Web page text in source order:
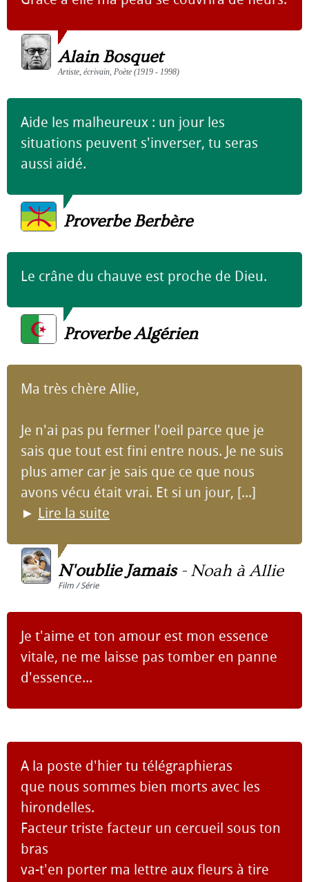
Alain Bosquet
Artiste, écrivain, Poète (1919 - 1998)
Aide les malheureux : un jour les
situations peuvent s'inverser, tu seras
aussi aidé.
Proverbe Berbère
Le crâne du chauve est proche de Dieu.
Proverbe Algérien
Ma très chère Allie,
Je n'ai pas pu fermer l'oeil parce que je
sais que tout est fini entre nous. Je ne suis
plus amer car je sais que ce que nous
avons vécu était vrai. Et si un jour, [...]
► Lire la suite
N'oublie Jamais- Noah à Allie
Film / Série
Je t'aime et ton amour est mon essence
vitale, ne me laisse pas tomber en panne
d'essence...
A la poste d'hier tu télégraphieras
que nous sommes bien morts avec les
hirondelles.
Facteur triste facteur un cercueil sous ton
bras
va-t'en porter ma lettre aux fleurs à tire